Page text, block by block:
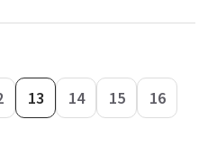
13 14 15 16